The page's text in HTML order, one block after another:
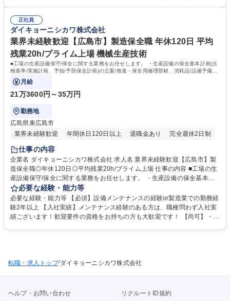
て】2007年に設立。プラスチック総合メーカとして、金属から樹脂へを
キーワードに自動車用の内外装の部品を幅広く取り扱い、開発から品質保
証まで一貫した生産体制を有しています。 学歴・資格 学歴：大学院 大学
高専 短大 専修学校 高校 語学力： 資格：第三種電気主任技術者
正社員
ダイキョーニシカワ株式会社
業界未経験歓迎【広島市】製造保全職 年休120日 平均
残業20h/プライム上場 機械生産技術
■工場の生産設備保守/保全に関する業務をお任せします。 ・生産設備の保全基本計画(点
検基準/実施計画、予知/予防保全計画)の立案/推進・保全用修理部材、消耗品/設備予備部
品の在庫管理業務
月給
21万3600円～35万円
勤務地
広島県東広島市
業界未経験歓迎
年間休日120日以上 退職金あり 完全週休2日制
仕事の内容
企業名 ダイキョーニシカワ株式会社 求人名 業界未経験歓迎【広島市】製
造保全職◎年休120日◎平均残業20h/プライム上場 仕事の内容 ■工場の生
産設備保守/保全に関する業務をお任せします。 ・生産設備の保全基本計
画(点検基準/実施計画、予知/予防保全計画)の立案/推進・保全用修理部
材、消耗品/設備予備部品の在庫管理業務 ■生産設備の改良工事計画の立案
■工場備品の製作/工場の維持 ・法令順守項目の点検と測定■設備法定点検
の実施(受電設備、クレーン設備、冷凍機設備、バーナー設備、高圧ガス
必要な経験・能力等
必要な経験・能力等 【必須】設備メンテナンスの経験or製造業での勤務経
験2年以上 【入社実績】メンテナンス経験のある方は、職種問わず入社実
績ございます！歓迎要件の資格をお持ちの方も大歓迎です！ 【尚可】・第
を幅広く取り扱い、開発から品質保証まで一貫した生産体制を有していま
転職・求人トップ/ダイキョーニシカワ株式会社
ヘルプ・お問い合わせ リクルートID規約